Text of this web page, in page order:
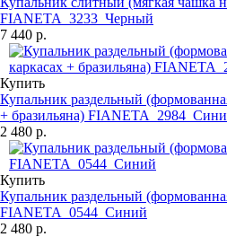
FIANETA_3233_Черный
7 440 р.
Купить
Купальник раздельный
+ бразильяна)
2 480 р.
Купить
Купальник раздельный
FIANETA_0544_Синий
2 480 р.